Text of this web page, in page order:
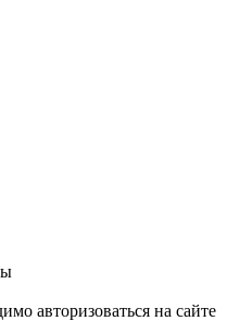
авторизоваться на сайте